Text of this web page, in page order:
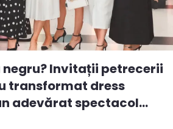
negru? Invitații petrecerii
transformat dress
adevărat spectacol